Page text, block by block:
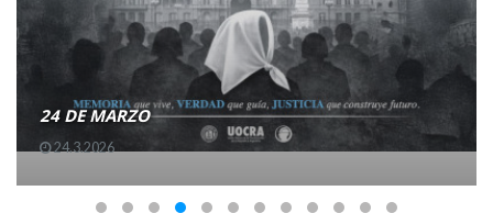
24 DE MARZO
24.3.2026